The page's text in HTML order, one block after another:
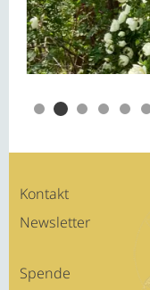
Kontakt
Newsletter
Spende